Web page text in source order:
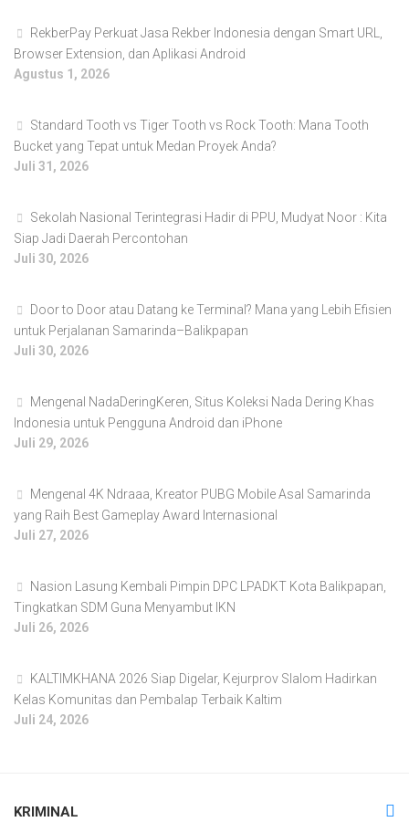
RekberPay Perkuat Jasa Rekber Indonesia dengan Smart URL,
Browser Extension, dan Aplikasi Android
Agustus 1, 2026
Standard Tooth vs Tiger Tooth vs Rock Tooth: Mana Tooth
Bucket yang Tepat untuk Medan Proyek Anda?
Juli 31, 2026
Sekolah Nasional Terintegrasi Hadir di PPU, Mudyat Noor : Kita
Siap Jadi Daerah Percontohan
Juli 30, 2026
Door to Door atau Datang ke Terminal? Mana yang Lebih Efisien
untuk Perjalanan Samarinda–Balikpapan
Juli 30, 2026
Mengenal NadaDeringKeren, Situs Koleksi Nada Dering Khas
Indonesia untuk Pengguna Android dan iPhone
Juli 29, 2026
Mengenal 4K Ndraaa, Kreator PUBG Mobile Asal Samarinda
yang Raih Best Gameplay Award Internasional
Juli 27, 2026
Nasion Lasung Kembali Pimpin DPC LPADKT Kota Balikpapan,
Tingkatkan SDM Guna Menyambut IKN
Juli 26, 2026
KALTIMKHANA 2026 Siap Digelar, Kejurprov Slalom Hadirkan
Kelas Komunitas dan Pembalap Terbaik Kaltim
Juli 24, 2026
KRIMINAL